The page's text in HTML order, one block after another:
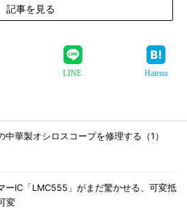
記事を見る
LINE Hatena
中華製オシロスコープを修理する（1）
ーIC「LMC555」がまだ驚かせる、可変抵
変